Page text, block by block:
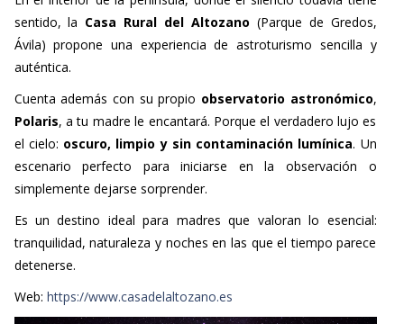
sentido, la Casa Rural del Altozano (Parque de Gredos,
Ávila) propone una experiencia de astroturismo sencilla y
auténtica.
Cuenta además con su propio observatorio astronómico,
Polaris, a tu madre le encantará. Porque el verdadero lujo es
el cielo: oscuro, limpio y sin contaminación lumínica. Un
escenario perfecto para iniciarse en la observación o
simplemente dejarse sorprender.
Es un destino ideal para madres que valoran lo esencial:
tranquilidad, naturaleza y noches en las que el tiempo parece
detenerse.
Web: https://www.casadelaltozano.es